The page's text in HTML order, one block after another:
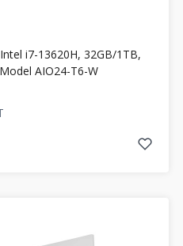
i7-13620H, 32GB/1TB,
AIO24-T6-W